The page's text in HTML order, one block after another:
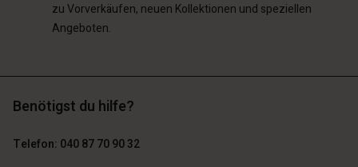
zu Vorverkäufen, neuen Kollektionen und speziellen
Angeboten.
Benötigst du hilfe?
Telefon: 040 87 70 90 32